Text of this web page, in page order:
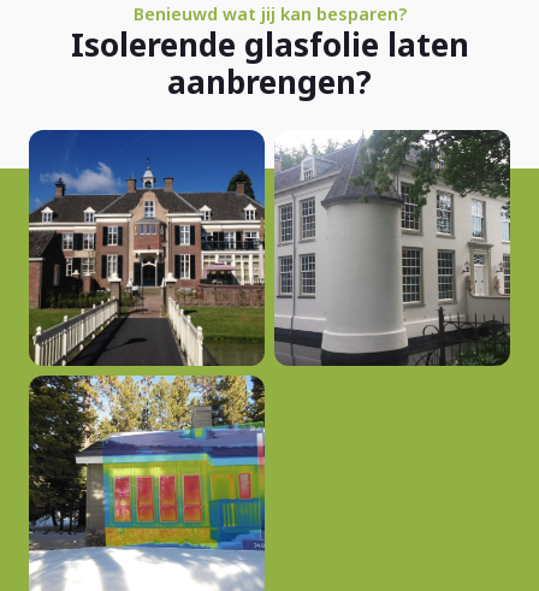
Benieuwd wat jij kan besparen?
Isolerende glasfolie laten
aanbrengen?